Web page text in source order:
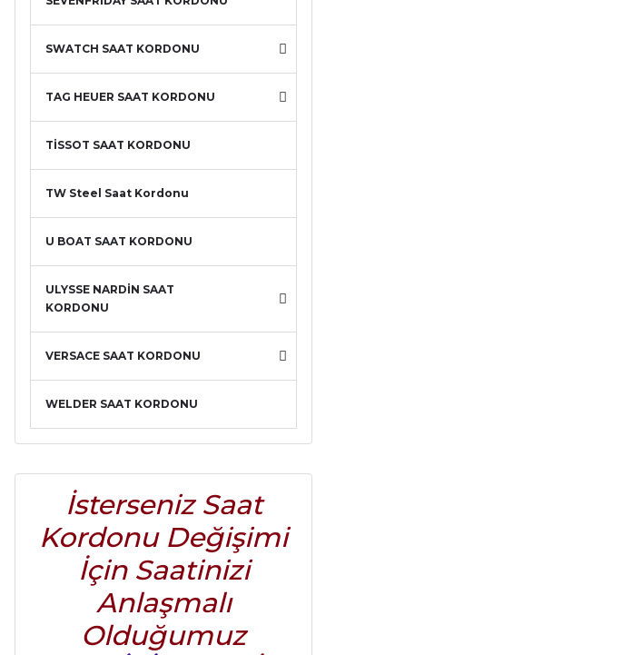
SWATCH SAAT KORDONU
TAG HEUER SAAT KORDONU
TİSSOT SAAT KORDONU
TW Steel Saat Kordonu
U BOAT SAAT KORDONU
ULYSSE NARDİN SAAT
KORDONU
VERSACE SAAT KORDONU
WELDER SAAT KORDONU
İsterseniz Saat
Kordonu Değişimi
İçin Saatinizi
Anlaşmalı
Olduğumuz